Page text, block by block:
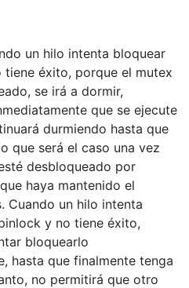
un hilo intenta bloquear
tiene éxito, porque el mutex
se irá a dormir,
que se ejecute
durmiendo hasta que
que será el caso una vez
desbloqueado por
haya mantenido el
Cuando un hilo intenta
y no tiene éxito,
bloquearlo
hasta que finalmente tenga
no permitirá que otro